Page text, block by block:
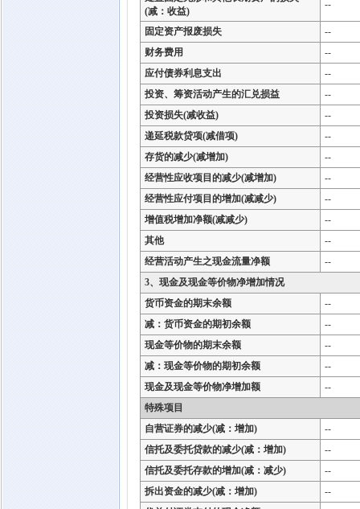
(减：收益)
--
固定资产报废损失
--
财务费用
--
应付债券利息支出
--
投资、筹资活动产生的汇兑损益
--
投资损失(减收益)
--
递延税款贷项(减借项)
--
存货的减少(减增加)
--
经营性应收项目的减少(减增加)
--
经营性应付项目的增加(减减少)
--
增值税增加净额(减减少)
--
其他
--
经营活动产生之现金流量净额
--
3、现金及现金等价物净增加情况
货币资金的期末余额
--
减：货币资金的期初余额
--
现金等价物的期末余额
--
减：现金等价物的期初余额
--
现金及现金等价物净增加额
--
特殊项目
自营证券的减少(减：增加)
--
信托及委托贷款的减少(减：增加)
--
信托及委托存款的增加(减：减少)
--
拆出资金的减少(减：增加)
--